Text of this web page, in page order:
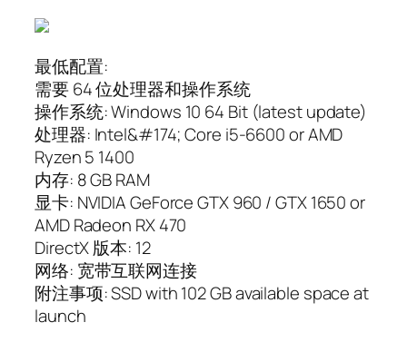
最低配置:
需要 64 位处理器和操作系统
操作系统: Windows 10 64 Bit (latest update)
处理器: Intel&#174; Core i5-6600 or AMD
Ryzen 5 1400
内存: 8 GB RAM
显卡: NVIDIA GeForce GTX 960 / GTX 1650 or
AMD Radeon RX 470
DirectX 版本: 12
网络: 宽带互联网连接
附注事项: SSD with 102 GB available space at
launch